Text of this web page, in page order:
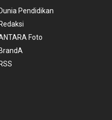
Dunia Pendidikan
Redaksi
Foto
BrandA
RSS